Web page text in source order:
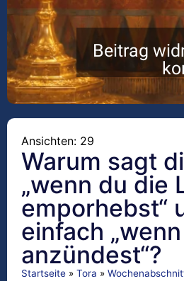
Beitrag
Ansichten: 29
Warum sagt
„wenn du die
emporhebst“
einfach
anzündest“?
Startseite » Tora »